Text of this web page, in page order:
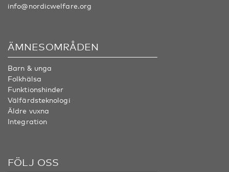
info@nordicwelfare.org
ÄMNESOMRÅDEN
Barn & unga
Folkhälsa
Funktionshinder
Välfärdsteknologi
Äldre vuxna
Integration
FÖLJ OSS